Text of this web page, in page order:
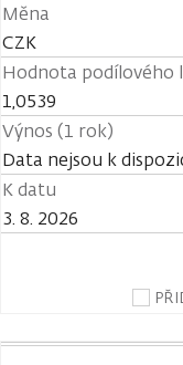
Měna
CZK
Hodnota podílového
1,0539
Výnos (1 rok)
Data nejsou k
K datu
3. 8. 2026